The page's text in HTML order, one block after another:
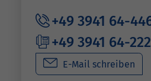
+49 3941 64-
+49 3941 64-
E-Mail schreiben